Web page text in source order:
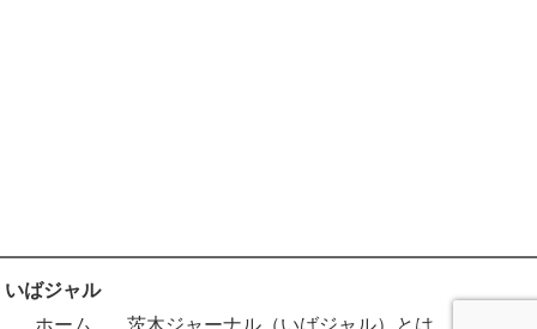
いばジャル
ホーム
茨木ジャーナル（いばジャル）とは